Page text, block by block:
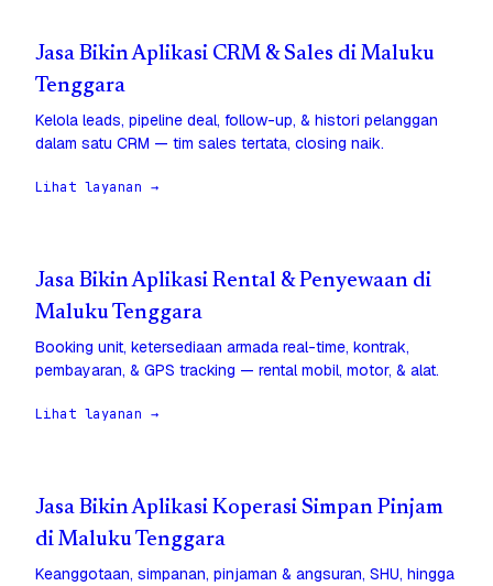
Jasa Bikin Aplikasi CRM & Sales di Maluku
Tenggara
Kelola leads, pipeline deal, follow-up, & histori pelanggan
dalam satu CRM — tim sales tertata, closing naik.
Lihat layanan →
Jasa Bikin Aplikasi Rental & Penyewaan di
Maluku Tenggara
Booking unit, ketersediaan armada real-time, kontrak,
pembayaran, & GPS tracking — rental mobil, motor, & alat.
Lihat layanan →
Jasa Bikin Aplikasi Koperasi Simpan Pinjam
di Maluku Tenggara
Keanggotaan, simpanan, pinjaman & angsuran, SHU, hingga